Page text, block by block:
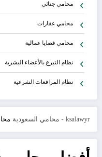
محامي جنائي
محامي عقارات
محامي قضايا عمالية
نظام التبرع بالأعضاء البشرية
نظام المرافعات الشرعية
ksalawyr - محامي السعودية